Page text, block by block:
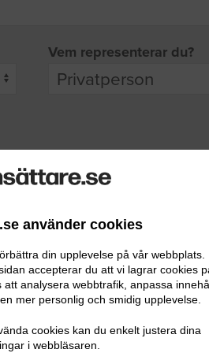
använder cookies
din upplevelse på vår webbplats.
accepterar du att vi lagrar cookies
analysera webbtrafik, anpassa
mer personlig och smidig upplevelse.
cookies kan du enkelt justera dina
i webbläsaren.
Vem representerar du?
att ta kontakt med dig.
Ditt telefonnummer